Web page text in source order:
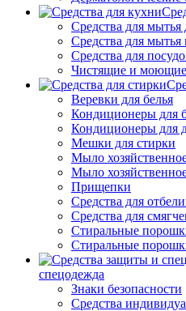
Средства для мытья
Средства для мытья
Средства для
Чистящие и моющие
Веревки для белья
Кондиционеры для
Кондиционеры для
Мешки для стирки
Мыло
Мыло
Прищепки
Средства для
Средства для
Стиральные
Стиральные
спецодежда
Знаки безопасности
Средства